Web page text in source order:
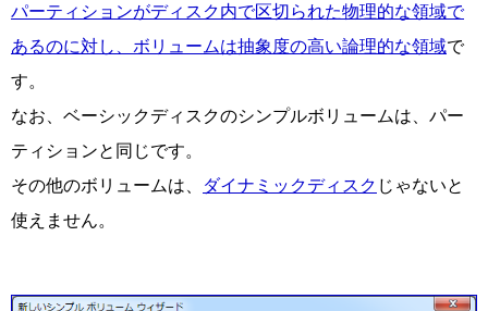
パーティションがディスク内で区切られた物理的な領域で
あるのに対し、ボリュームは抽象度の高い論理的な領域で
す。
なお、ベーシックディスクのシンプルボリュームは、パー
ティションと同じです。
その他のボリュームは、
ダイナミックディスク じゃないと
使えません。